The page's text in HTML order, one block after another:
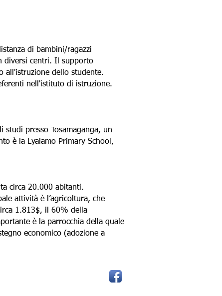
di bambini/ragazzi
diversi centri. Il supporto
all'istruzione dello studente.
nell'istituto di istruzione.
presso Tosamaganga, un
è la Lyalamo Primary School,
circa 20.000 abitanti.
attività è l’agricoltura, che
1.813$, il 60% della
è la parrocchia della quale
economico (adozione a